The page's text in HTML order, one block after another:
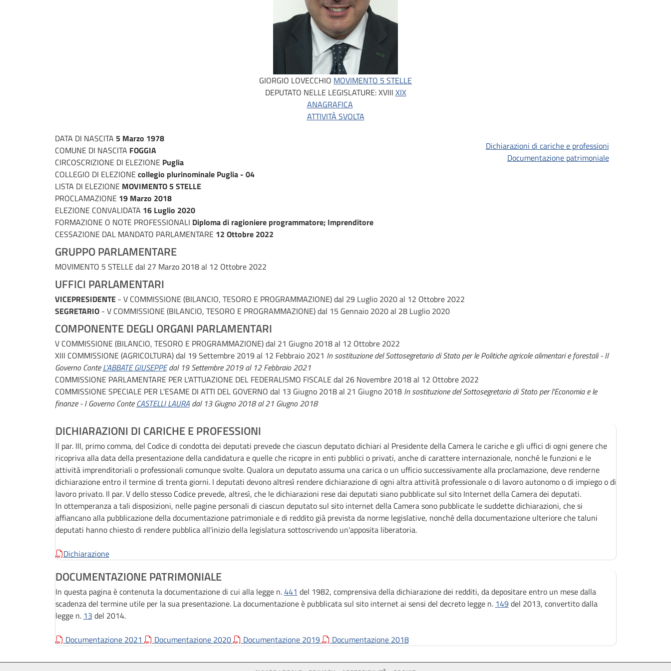
GIORGIO LOVECCHIO MOVIMENTO 5 STELLE
DEPUTATO NELLE LEGISLATURE:XVIII XIX
ANAGRAFICA
ATTIVITÀ SVOLTA
DATA DI NASCITA 5 Marzo 1978
COMUNE DI NASCITA FOGGIA
CIRCOSCRIZIONE DI ELEZIONE Puglia
COLLEGIO DI ELEZIONE collegio plurinominale Puglia - 04
LISTA DI ELEZIONE MOVIMENTO 5 STELLE
PROCLAMAZIONE 19 Marzo 2018
ELEZIONE CONVALIDATA 16 Luglio 2020
FORMAZIONE O NOTE PROFESSIONALI Diploma di ragioniere programmatore; Imprenditore
CESSAZIONE DAL MANDATO PARLAMENTARE 12 Ottobre 2022
Dichiarazioni di cariche e professioni
Documentazione patrimoniale
GRUPPO PARLAMENTARE
MOVIMENTO 5 STELLE dal 27 Marzo 2018 al 12 Ottobre 2022
UFFICI PARLAMENTARI
VICEPRESIDENTE- V COMMISSIONE (BILANCIO, TESORO E PROGRAMMAZIONE)dal 29 Luglio 2020 al 12 Ottobre 2022
SEGRETARIO- V COMMISSIONE (BILANCIO, TESORO E PROGRAMMAZIONE)dal 15 Gennaio 2020 al 28 Luglio 2020
COMPONENTE DEGLI ORGANI PARLAMENTARI
V COMMISSIONE (BILANCIO, TESORO E PROGRAMMAZIONE)dal 21 Giugno 2018 al 12 Ottobre 2022
XIII COMMISSIONE (AGRICOLTURA)dal 19 Settembre 2019 al 12 Febbraio 2021 In sostituzione del Sottosegretario di Stato per le Politiche agricole alimentari e forestali - II
Governo ConteL'ABBATE GIUSEPPEdal 19 Settembre 2019 al 12 Febbraio 2021
COMMISSIONE PARLAMENTARE PER L'ATTUAZIONE DEL FEDERALISMO FISCALE dal 26 Novembre 2018 al 12 Ottobre 2022
COMMISSIONE SPECIALE PER L'ESAME DI ATTI DEL GOVERNO dal 13 Giugno 2018 al 21 Giugno 2018 In sostituzione del Sottosegretario di Stato per l'Economia e le
finanze - I Governo ConteCASTELLI LAURAdal 13 Giugno 2018 al 21 Giugno 2018
DICHIARAZIONI DI CARICHE E PROFESSIONI
Il par. III, primo comma, del Codice di condotta dei deputati prevede che ciascun deputato dichiari al Presidente della Camera le cariche e gli uffici di ogni genere che
ricopriva alla data della presentazione della candidatura e quelle che ricopre in enti pubblici o privati, anche di carattere internazionale, nonché le funzioni e le
attività imprenditoriali o professionali comunque svolte. Qualora un deputato assuma una carica o un ufficio successivamente alla proclamazione, deve renderne
dichiarazione entro il termine di trenta giorni. I deputati devono altresì rendere dichiarazione di ogni altra attività professionale o di lavoro autonomo o di impiego o di
lavoro privato. Il par. V dello stesso Codice prevede, altresì, che le dichiarazioni rese dai deputati siano pubblicate sul sito Internet della Camera dei deputati.
In ottemperanza a tali disposizioni, nelle pagine personali di ciascun deputato sul sito internet della Camera sono pubblicate le suddette dichiarazioni, che si
affiancano alla pubblicazione della documentazione patrimoniale e di reddito già prevista da norme legislative, nonché della documentazione ulteriore che taluni
deputati hanno chiesto di rendere pubblica all'inizio della legislatura sottoscrivendo un'apposita liberatoria.
Dichiarazione
DOCUMENTAZIONE PATRIMONIALE
In questa pagina è contenuta la documentazione di cui alla legge n.441 del 1982, comprensiva della dichiarazione dei redditi, da depositare entro un mese dalla
scadenza del termine utile per la sua presentazione. La documentazione è pubblicata sul sito internet ai sensi del decreto legge n. 149del 2013, convertito dalla
legge n. 13 del 2014.
Documentazione 2021
Documentazione 2020 Documentazione 2019 Documentazione 2018